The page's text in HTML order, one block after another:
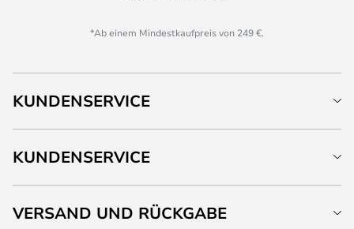
*Ab einem Mindestkaufpreis von 249 €.
KUNDENSERVICE
KUNDENSERVICE
VERSAND UND RÜCKGABE